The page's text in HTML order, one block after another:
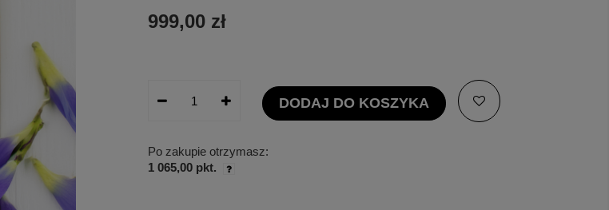
999,00 zł
DODAJ DO KOSZYKA
Po zakupie otrzymasz:
1 065,00 pkt.